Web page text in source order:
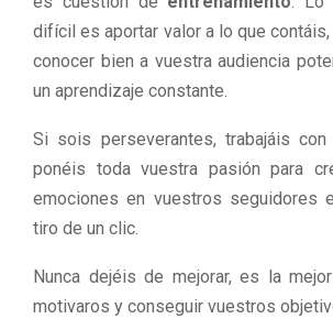
difícil es aportar valor a lo que
conocer bien a vuestra audiencia
un aprendizaje constante.
Si sois perseverantes, trabajáis
ponéis toda vuestra pasión para
emociones en vuestros seguidores
tiro de un clic.
Nunca dejéis de mejorar, es la
motivaros y conseguir vuestros